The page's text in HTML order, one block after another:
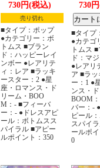
730円(税込)
売り切れ
■タイプ：ポップ
●カテゴリー：ボ
トムス ■ブラン
ド：ハッピーレイ
ンボー ●レアリテ
ィ：レア ■ラッキ
ースター：2 ●星
座・ロマンス・ド
リーム・BOO
M：- ■フィーバ
ー：- ●ドレスアピ
ール：ボトムスス
パイラル ■アピー
ルポイント：350
730
■タイプ
●カテゴ
トムス
ド：マ
●レアリ
ア ■ラ
ー：1 ●
ンス・
BOOM
バー：-
ピール
スパイ
ールポ
0